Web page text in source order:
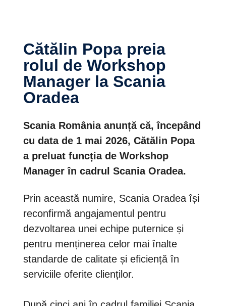
Cătălin Popa preia
rolul de Workshop
Manager la Scania
Oradea
Scania România anunță că, începând
cu data de 1 mai 2026, Cătălin Popa
a preluat funcția de Workshop
Manager în cadrul Scania Oradea.
Prin această numire, Scania Oradea își
reconfirmă angajamentul pentru
dezvoltarea unei echipe puternice și
pentru menținerea celor mai înalte
standarde de calitate și eficiență în
serviciile oferite clienților.